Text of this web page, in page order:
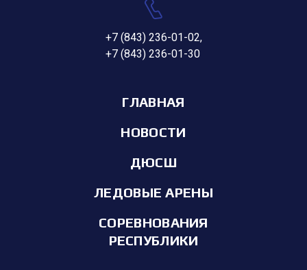
+7 (843) 236-01-02,
+7 (843) 236-01-30
ГЛАВНАЯ
НОВОСТИ
ДЮСШ
ЛЕДОВЫЕ АРЕНЫ
СОРЕВНОВАНИЯ
РЕСПУБЛИКИ